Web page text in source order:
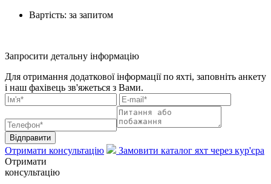
Вартість: за запитом
Запросити детальну інформацію
Для отримання додаткової інформації по яхті, заповніть анкету
і наш фахівець зв'яжеться з Вами.
Відправити
Отримати консультацію
Замовити каталог яхт через кур'єра
Отримати
консультацію